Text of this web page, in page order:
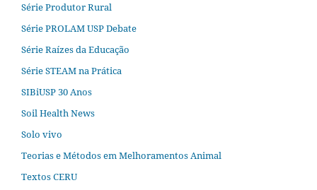
Série Produtor Rural
Série PROLAM USP Debate
Série Raízes da Educação
Série STEAM na Prática
SIBiUSP 30 Anos
Soil Health News
Solo vivo
Teorias e Métodos em Melhoramentos Animal
Textos CERU